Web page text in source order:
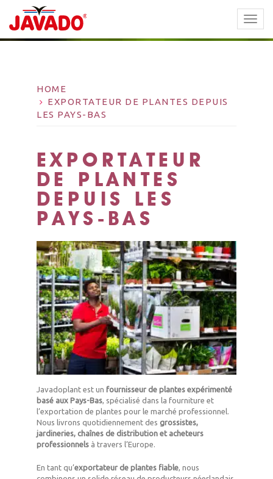
HOME
EXPORTATEUR DE PLANTES DEPUIS
LES PAYS-BAS
EXPORTATEUR
DE PLANTES
DEPUIS LES
PAYS-BAS
Javadoplant est un fournisseur de plantes expérimenté
basé aux Pays-Bas, spécialisé dans la fourniture et
l’exportation de plantes pour le marché professionnel.
Nous livrons quotidiennement des grossistes,
jardineries, chaînes de distribution et acheteurs
professionnels à travers l’Europe.
En tant qu’exportateur de plantes fiable, nous